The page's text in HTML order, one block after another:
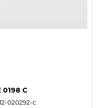
0198 C
020292-c